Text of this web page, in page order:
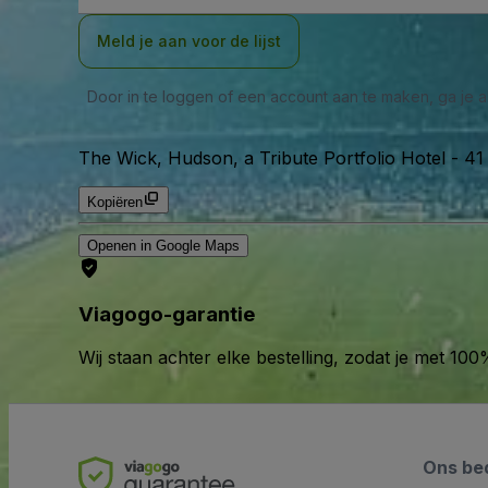
Meld je aan voor de lijst
Door in te loggen of een account aan te maken, ga je
The Wick, Hudson, a Tribute Portfolio Hotel -
Kopiëren
Openen in Google Maps
Viagogo-garantie
Wij staan achter elke bestelling, zodat je met
Ons